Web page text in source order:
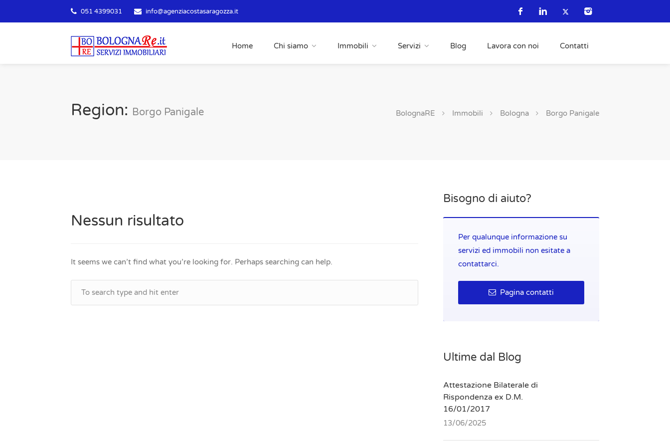
051 4399031 info@agenziacostasaragozza.it
Home Chi siamo Immobili Servizi Blog Lavora con noi Contatti
Region: Borgo Panigale BolognaRE Immobili Bologna Borgo Panigale
Nessun risultato
It seems we can’t find what you’re looking for. Perhaps searching can help.
Bisogno di aiuto?
Per qualunque informazione su
servizi ed immobili non esitate a
contattarci.
Pagina contatti
Ultime dal Blog
Attestazione Bilaterale di
Rispondenza ex D.M.
16/01/2017
13/06/2025